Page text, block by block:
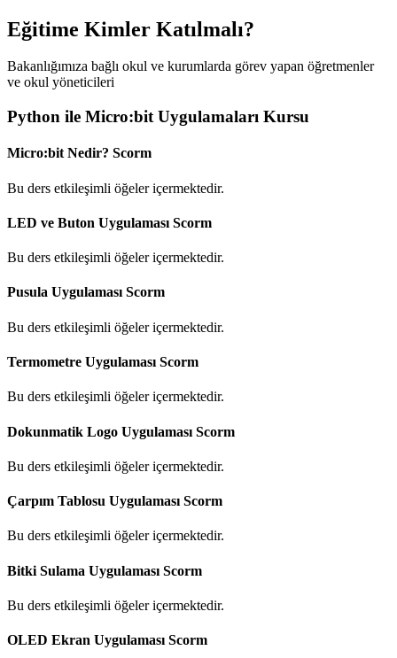
Eğitime Kimler Katılmalı?
Bakanlığımıza bağlı okul ve kurumlarda görev yapan öğretmenler
ve okul yöneticileri
Python ile Micro:bit Uygulamaları Kursu
Micro:bit Nedir? Scorm
Bu ders etkileşimli öğeler içermektedir.
LED ve Buton Uygulaması Scorm
Bu ders etkileşimli öğeler içermektedir.
Pusula UygulamasıScorm
Bu ders etkileşimli öğeler içermektedir.
Termometre Uygulaması Scorm
Bu ders etkileşimli öğeler içermektedir.
Dokunmatik Logo Uygulaması Scorm
Bu ders etkileşimli öğeler içermektedir.
Çarpım Tablosu Uygulaması Scorm
Bu ders etkileşimli öğeler içermektedir.
Bitki Sulama Uygulaması Scorm
Bu ders etkileşimli öğeler içermektedir.
OLED Ekran Uygulaması Scorm